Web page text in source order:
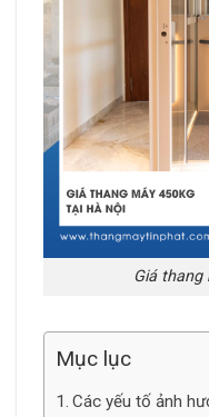
Giá thang
Mục lục
Các yếu tố ảnh